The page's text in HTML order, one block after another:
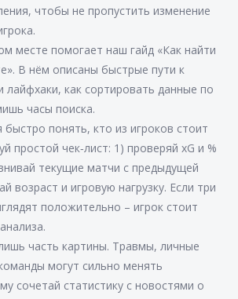
чтобы не пропустить изменение
месте помогает наш гайд «Как найти
В нём описаны быстрые пути к
как сортировать данные по
часы поиска.
понять, кто из игроков стоит
простой чек‑лист: 1) проверяй xG и %
текущие матчи с предыдущей
возраст и игровую нагрузку. Если три
положительно – игрок стоит
часть картины. Травмы, личные
могут сильно менять
сочетай статистику с новостями о